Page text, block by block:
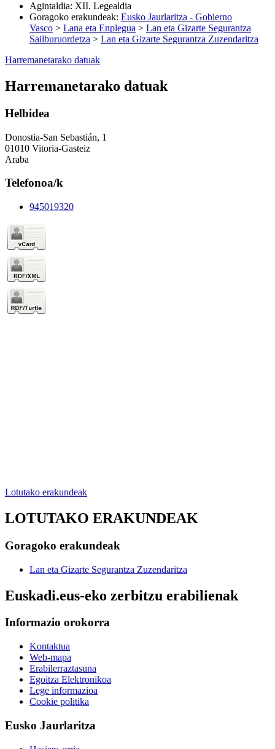
Agintaldia: XII. Legealdia
Goragoko erakundeak: Eusko Jaurlaritza - Gobierno
Vasco > Lana eta Enplegua > Lan eta Gizarte Segurantza
Sailburuordetza > Lan eta Gizarte Segurantza Zuzendaritza
Harremanetarako datuak
Harremanetarako datuak
Helbidea
Donostia-San Sebastián, 1
01010 Vitoria-Gasteiz
Araba
Telefonoa/k
945019320
Lotutako erakundeak
LOTUTAKO ERAKUNDEAK
Goragoko erakundeak
Lan eta Gizarte Segurantza Zuzendaritza
Euskadi.eus-eko zerbitzu erabilienak
Informazio orokorra
Kontaktua
Web-mapa
Erabilerraztasuna
Egoitza Elektronikoa
Lege informazioa
Cookie politika
Eusko Jaurlaritza